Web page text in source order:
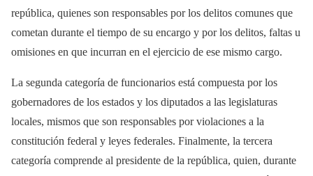
república, quienes son responsables por los delitos comunes que
cometan durante el tiempo de su encargo y por los delitos, faltas u
omisiones en que incurran en el ejercicio de ese mismo cargo.
La segunda categoría de funcionarios está compuesta por los
gobernadores de los estados y los diputados a las legislaturas
locales, mismos que son responsables por violaciones a la
constitución federal y leyes federales. Finalmente, la tercera
categoría comprende al presidente de la república, quien, durante